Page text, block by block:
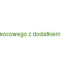
z dodatkiem